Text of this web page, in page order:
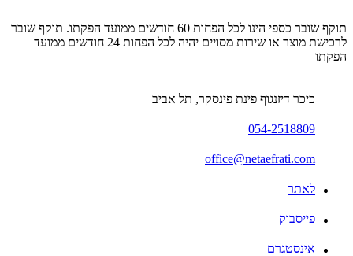
תוקף שובר כספי הינו לכל הפחות 60 חודשים ממועד הפקתו. תוקף שובר
לרכישת מוצר או שירות מסויים יהיה לכל הפחות 24 חודשים ממועד
הפקתו
כיכר דיזנגוף פינת פינסקר, תל אביב
054-2518809
office@netaefrati.com
לאתר
פייסבוק
אינסטגרם